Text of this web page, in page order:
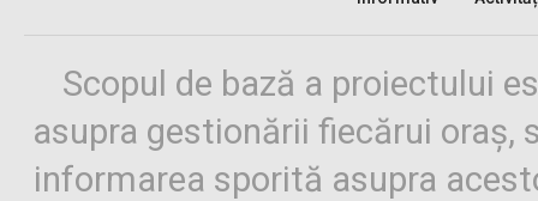
Scopul de bază a proiectului
asupra gestionării fiecărui oraș,
informarea sporită asupra